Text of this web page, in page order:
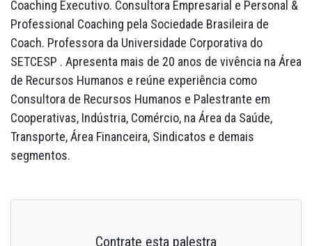
Coaching Executivo. Consultora Empresarial e Personal &
Professional Coaching pela Sociedade Brasileira de
Coach. Professora da Universidade Corporativa do
SETCESP . Apresenta mais de 20 anos de vivência na Área
de Recursos Humanos e reúne experiência como
Consultora de Recursos Humanos e Palestrante em
Cooperativas, Indústria, Comércio, na Área da Saúde,
Transporte, Área Financeira, Sindicatos e demais
segmentos.
Contrate esta palestra